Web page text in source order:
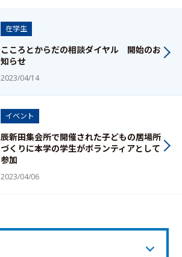
在学生
こころとからだの相談ダイヤル 開始のお
知らせ
2023/04/14
イベント
辰新田集会所で開催された子どもの居場所
づくりに本学の学生がボランティアとして
参加
2023/04/06